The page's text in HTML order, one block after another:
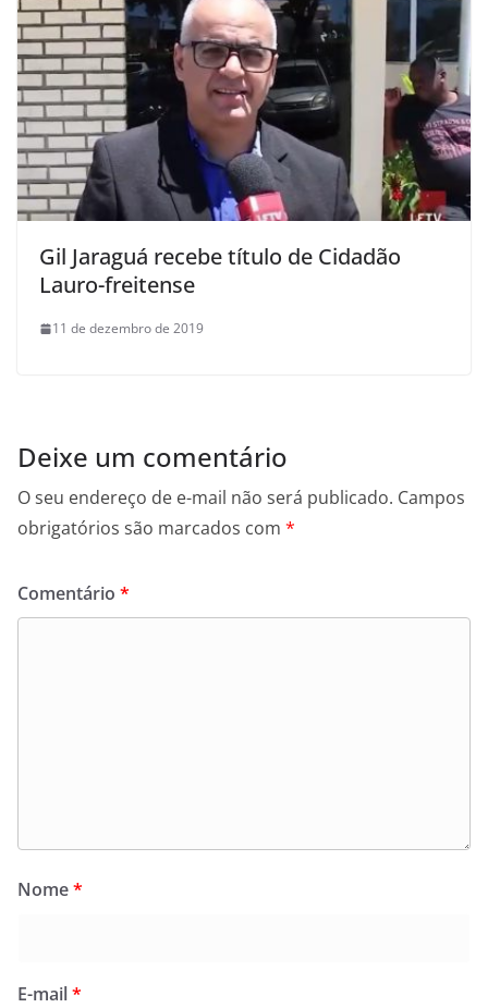
Gil Jaraguá recebe título de Cidadão
Lauro-freitense
11 de dezembro de 2019
Deixe um comentário
O seu endereço de e-mail não será publicado. Campos
obrigatórios são marcados com *
Comentário *
Nome*
E-mail*